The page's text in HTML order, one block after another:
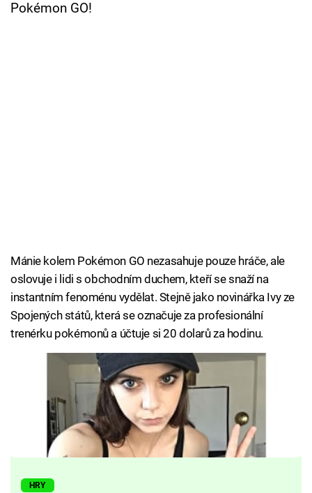
Pokémon GO!
Mánie kolem Pokémon GO nezasahuje pouze hráče, ale
oslovuje i lidi s obchodním duchem, kteří se snaží na
instantním fenoménu vydělat. Stejně jako novinářka Ivy ze
Spojených států, která se označuje za profesionální
trenérku pokémonů a účtuje si 20 dolarů za hodinu.
HRY